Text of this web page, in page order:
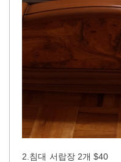
2.침대 서랍장 2개 $40